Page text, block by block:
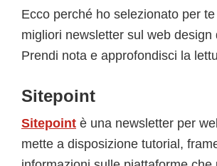
Ecco perché ho selezionato per
migliori newsletter sul web design
Prendi nota e approfondisci la
Sitepoint
Sitepoint è una newsletter per
mette a disposizione tutorial,